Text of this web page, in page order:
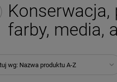
Konserwacja,
farby, media,
wg: Nazwa produktu A-Z